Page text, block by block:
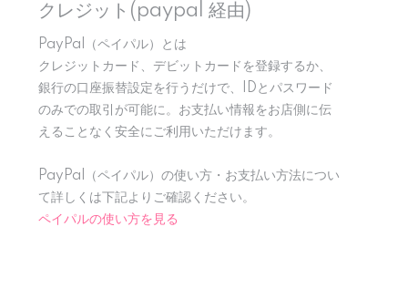
クレジット(paypal 経由)
PayPal（ペイパル）とは
クレジットカード、デビットカードを登録するか、
銀行の口座振替設定を行うだけで、IDとパスワード
のみでの取引が可能に。お支払い情報をお店側に伝
えることなく安全にご利用いただけます。
PayPal（ペイパル）の使い方・お支払い方法につい
て詳しくは下記よりご確認ください。
ペイパルの使い方を見る